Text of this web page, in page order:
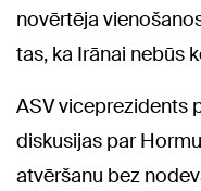
novērtēja
tas, ka Irānai nebūs
ASV viceprezidents
diskusijas par
atvēršanu bez